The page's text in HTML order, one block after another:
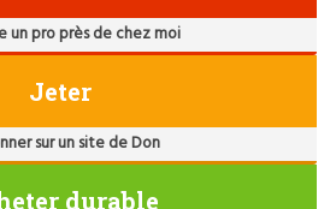
un pro près de chez moi
Jeter
sur un site de Don
durable